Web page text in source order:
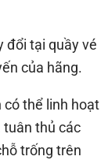
đổi tại quầy vé
của hãng.
có thể linh hoạt
tuân thủ các
trống trên